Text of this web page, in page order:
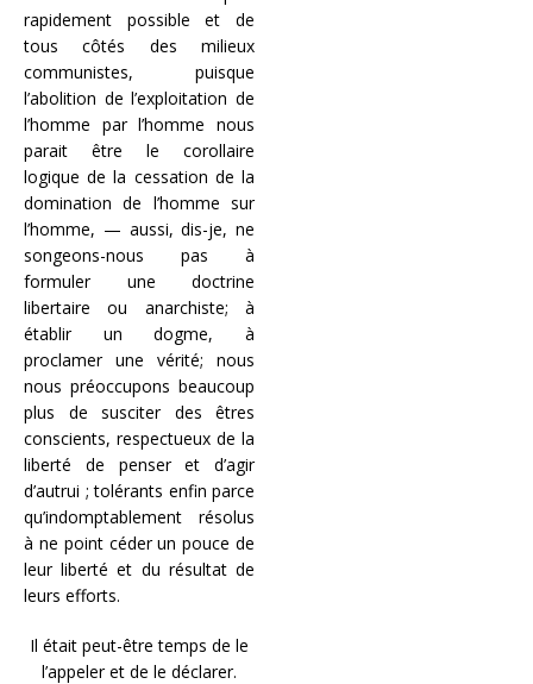
rapidement possible et de
tous côtés des milieux
communistes, puisque
l’abolition de l’exploitation de
l’homme par l’homme nous
parait être le corollaire
logique de la cessation de la
domination de l’homme sur
l’homme, — aussi, dis-je, ne
songeons-nous pas à
formuler une doctrine
libertaire ou anarchiste; à
établir un dogme, à
proclamer une vérité; nous
nous préoccupons beaucoup
plus de susciter des êtres
conscients, respectueux de la
liberté de penser et d’agir
d’autrui ; tolérants enfin parce
qu’indomptablement résolus
à ne point céder un pouce de
leur liberté et du résultat de
leurs efforts.
Il était peut-être temps de le
l’appeler et de le déclarer.